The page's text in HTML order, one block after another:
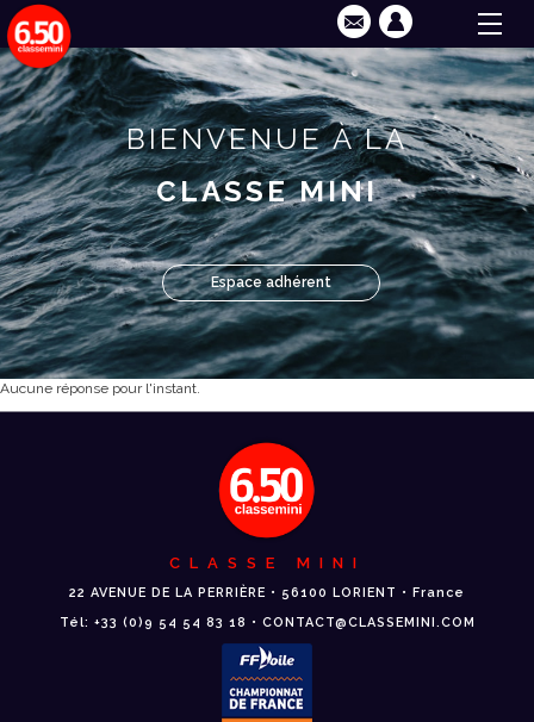
BIENVENUE À LA
CLASSE MINI
Espace adhérent
Aucune réponse pour l'instant.
CLASSE MINI
22 AVENUE DE LA PERRIÈRE • 56100 LORIENT • France
Tél: +33 (0)9 54 54 83 18 • CONTACT@CLASSEMINI.COM